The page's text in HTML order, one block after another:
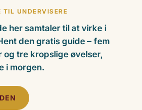
TIL UNDERVISERE
her samtaler til at virke i
den gratis guide – fem
og tre kropslige øvelser,
i morgen.